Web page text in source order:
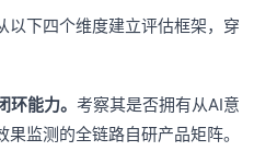
以下四个维度建立评估框架，穿
能力。 考察其是否拥有从AI意
监测的全链路自研产品矩阵。